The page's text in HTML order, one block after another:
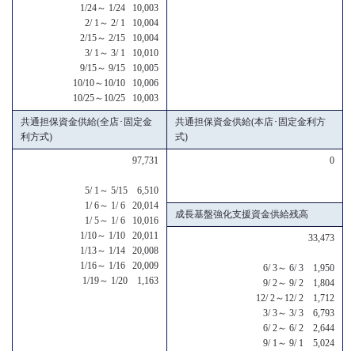
1/24～ 1/24 10,003
2/ 1～ 2/ 1 10,004
2/15～ 2/15 10,004
3/ 1～ 3/ 1 10,010
9/15～ 9/15 10,005
10/10～10/10 10,006
10/25～10/25 10,003
共通担保資金供給(全店･固定金
利方式)
共通担保資金供給(本店･固定金利方
式)
97,731
5/ 1～ 5/15 6,510
1/ 6～ 1/ 6 20,014
1/ 5～ 1/ 6 10,016
1/10～ 1/10 20,011
1/13～ 1/14 20,008
1/16～ 1/16 20,009
1/19～ 1/20 1,163
0
成長基盤強化支援資金供給残高
33,473
6/ 3～ 6/ 3 1,950
9/ 2～ 9/ 2 1,804
12/ 2～12/ 2 1,712
3/ 3～ 3/ 3 6,793
6/ 2～ 6/ 2 2,644
9/ 1～ 9/ 1 5,024